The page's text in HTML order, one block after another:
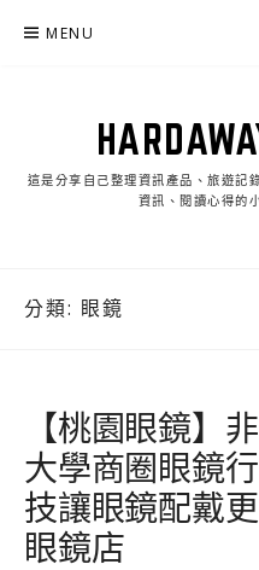
MENU
這是分享自己整理資訊產品、旅遊記
資訊、閱讀心得的
分類: 眼鏡
【桃園眼鏡】
大學商圈眼鏡
技讓眼鏡配戴
眼鏡店